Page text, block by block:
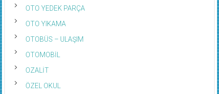
OTO YEDEK PARÇA
OTO YIKAMA
OTOBÜS – ULAŞIM
OTOMOBİL
OZALİT
ÖZEL OKUL